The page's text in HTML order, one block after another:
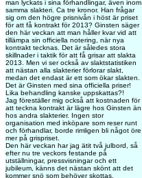
man lyckats i sina förhandlingar, även inom
samma slakteri. Ca tre kronor. Han frågar
sig om den högre prisnivån i höst är priset
för att få kontrakt för 2013? Ginsten säger
den här veckan att man håller kvar vid att
tillämpa sin officiella notering, när nya
kontrakt tecknas. Det är således stora
skillnader i taktik för att få grisar att slakta
2013. Men vi ser också av slaktstatistiken
att nästan alla slakterier förlorar slakt,
medan det endast är ett som ökar slakten.
Det är Ginsten med sina officiella priser!
Lika behandling kanske uppskattas?!
Jag föreställer mig också att kostnaden för
att teckna kontrakt är lägre hos Ginsten än
hos andra slakterier. Ingen stor
organisation med inköpare som reser runt
och förhandlar, borde rimligen bli något öre
mer på grispriset.
Den här veckan har jag ätit två julbord, så
efter nu tre veckors festande på
utställningar, pressvisningar och ett
jubileum, känns det nästan skönt att det
kommer snö som behöver skottas.